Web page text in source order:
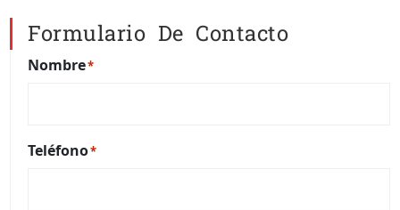
Formulario De Contacto
Nombre*
Teléfono*